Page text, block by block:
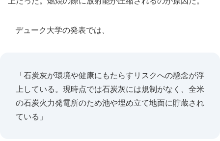
デューク大学の発表では、
「石炭灰が環境や健康にもたらすリスクへの懸念が浮
上している。現時点では石炭灰には規制がなく、全米
の石炭火力発電所のため池や埋め立て地面に貯蔵され
ている」